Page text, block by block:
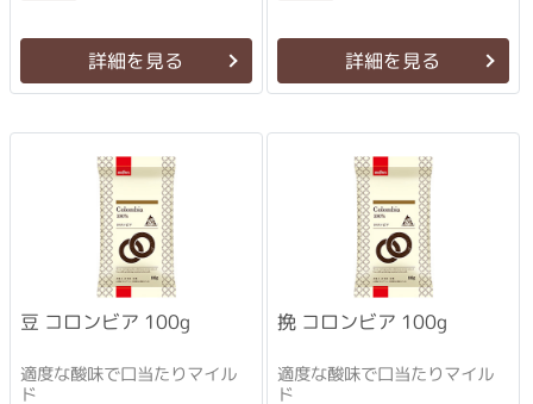
詳細を見る 詳細を見る
豆 コロンビア 100g
適度な酸味で口当たりマイル
ド
挽 コロンビア 100g
適度な酸味で口当たりマイル
ド